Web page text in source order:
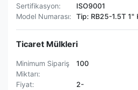
Sertifikasyon:
ISO9001
Model Numarası:
Tip: RB25-1.5T 1"
Ticaret Mülkleri
Minimum Sipariş
Miktarı:
100
Fiyat:
2-